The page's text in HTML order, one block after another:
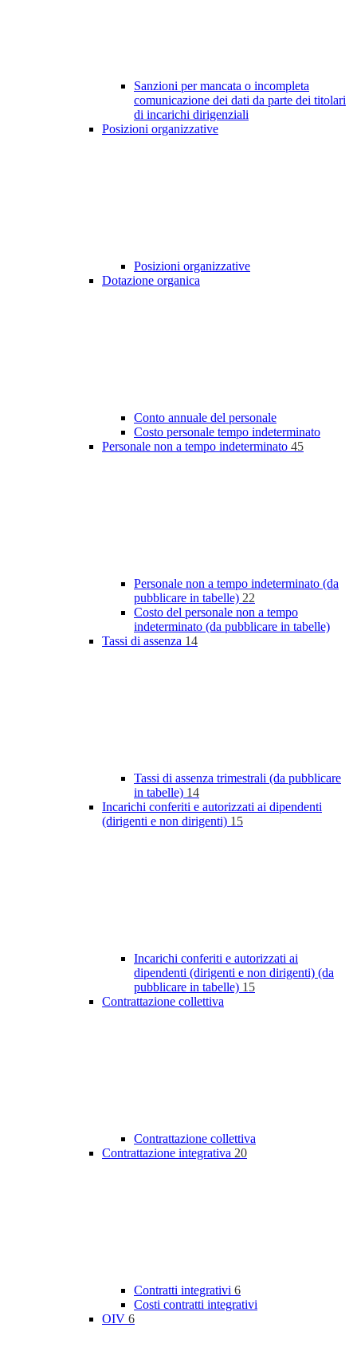
Sanzioni per mancata o incompleta
comunicazione dei dati da parte dei titolari
di incarichi dirigenziali
Posizioni organizzative
Posizioni organizzative
Dotazione organica
Conto annuale del personale
Costo personale tempo indeterminato
Personale non a tempo indeterminato 45
Personale non a tempo indeterminato (da
pubblicare in tabelle) 22
Costo del personale non a tempo
indeterminato (da pubblicare in tabelle)
Tassi di assenza 14
Tassi di assenza trimestrali (da pubblicare
in tabelle) 14
Incarichi conferiti e autorizzati ai dipendenti
(dirigenti e non dirigenti) 15
Incarichi conferiti e autorizzati ai
dipendenti (dirigenti e non dirigenti) (da
pubblicare in tabelle) 15
Contrattazione collettiva
Contrattazione collettiva
Contrattazione integrativa 20
Contratti integrativi 6
Costi contratti integrativi
OIV 6